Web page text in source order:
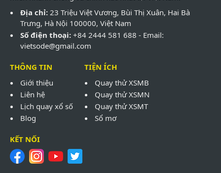
Địa chỉ: 23 Triệu Việt Vương, Bùi Thị Xuân, Hai Bà
Trưng, Hà Nội 100000, Việt Nam
Số điện thoại: +84 2444 581 688 - Email:
vietsode@gmail.com
THÔNG TIN
Giới thiệu
Liên hệ
Lịch quay xổ số
Blog
TIỆN ÍCH
Quay thử XSMB
Quay thử XSMN
Quay thử XSMT
Sổ mơ
KẾT NỐI